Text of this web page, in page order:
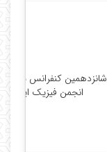
شانزدهمین کنفرانس ماده
انجمن فیزیک ایران